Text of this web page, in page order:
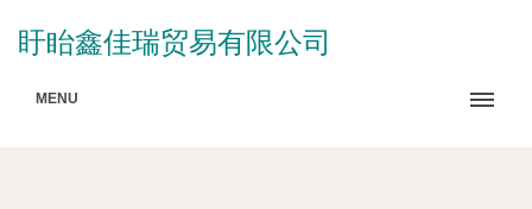
盱眙鑫佳瑞贸易有限公司
MENU